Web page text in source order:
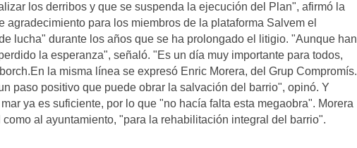
los derribos y que se suspenda la ejecución del Plan", afirmó la
para los miembros de la plataforma Salvem el
lucha" durante los años que se ha prolongado el litigio. "Aunque han
la esperanza", señaló. "Es un día muy importante para todos,
la misma línea se expresó Enric Morera, del Grup Compromís.
paso positivo que puede obrar la salvación del barrio", opinó. Y
ya es suficiente, por lo que "no hacía falta esta megaobra". Morera
al ayuntamiento, "para la rehabilitación integral del barrio".